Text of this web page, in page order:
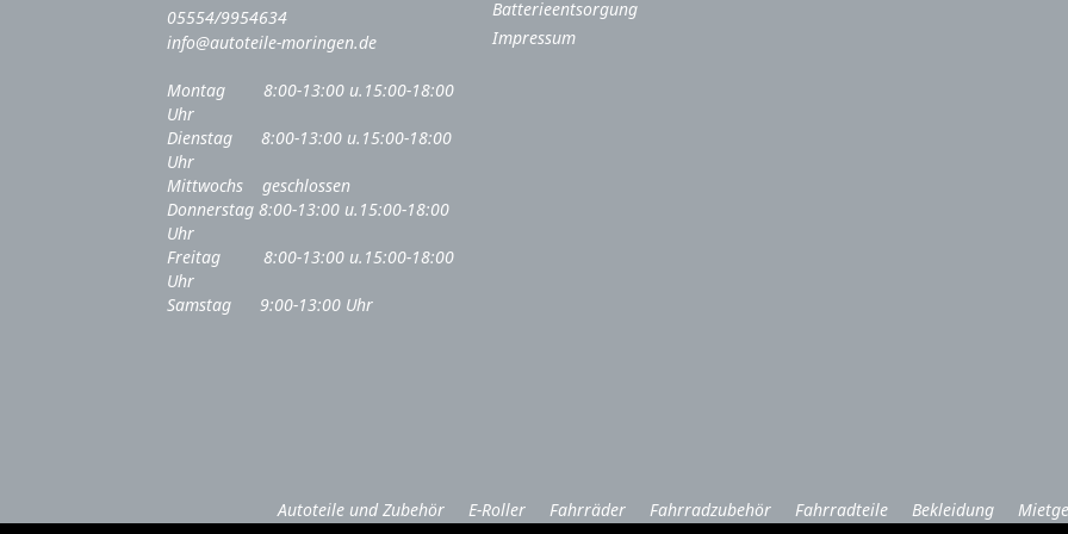
05554/9954634
info@autoteile-moringen.de
Montag 8:00-13:00 u.15:00-18:00
Uhr
Dienstag 8:00-13:00 u.15:00-18:00
Uhr
Mittwochs geschlossen
Donnerstag 8:00-13:00 u.15:00-18:00
Uhr
Freitag 8:00-13:00 u.15:00-18:00
Uhr
Samstag 9:00-13:00 Uhr
Batterieentsorgung
Impressum
Autoteile und Zubehör E-Roller Fahrräder Fahrradzubehör Fahrradteile Bekleidung